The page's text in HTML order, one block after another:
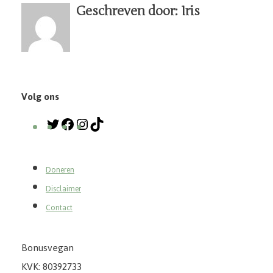
Geschreven door: Iris
Volg ons
Doneren
Disclaimer
Contact
Bonusvegan
KVK: 80392733